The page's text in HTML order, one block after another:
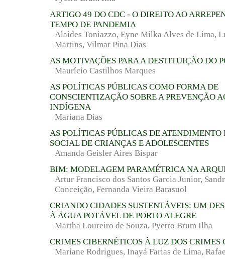
ARTIGO 49 DO CDC - O DIREITO AO
TEMPO DE PANDEMIA
Alaides Toniazzo, Eyne Milka Alves de Lima,
Martins, Vilmar Pina Dias
AS MOTIVAÇÕES PARA A DESTITUIÇÃO DO
Maurício Castilhos Marques
AS POLÍTICAS PÚBLICAS COMO FORMA DE
CONSCIENTIZAÇÃO SOBRE A PREVENÇÃO
INDÍGENA
Mariana Dias
AS POLÍTICAS PÚBLICAS DE ATENDIMENTO
SOCIAL DE CRIANÇAS E ADOLESCENTES
Amanda Geisler Aires Bispar
BIM: MODELAGEM PARAMÉTRICA NA
Artur Francisco dos Santos Garcia Junior,
Conceição, Fernanda Vieira Barasuol
CRIANDO CIDADES SUSTENTÁVEIS: UM
À ÁGUA POTÁVEL DE PORTO ALEGRE
Martha Loureiro de Souza, Pyetro Brum Ilha
CRIMES CIBERNÉTICOS À LUZ DOS CRIMES
Mariane Rodrigues, Inayá Farias de Lima,